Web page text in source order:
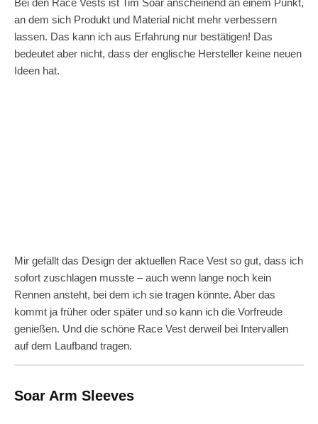
Bei den Race Vests ist Tim Soar anscheinend an einem Punkt,
an dem sich Produkt und Material nicht mehr verbessern
lassen. Das kann ich aus Erfahrung nur bestätigen! Das
bedeutet aber nicht, dass der englische Hersteller keine neuen
Ideen hat.
Mir gefällt das Design der aktuellen Race Vest so gut, dass ich
sofort zuschlagen musste – auch wenn lange noch kein
Rennen ansteht, bei dem ich sie tragen könnte. Aber das
kommt ja früher oder später und so kann ich die Vorfreude
genießen. Und die schöne Race Vest derweil bei Intervallen
auf dem Laufband tragen.
Soar Arm Sleeves